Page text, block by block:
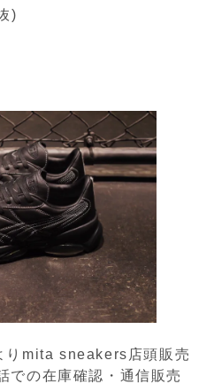
)
りmita sneakers店頭販売
での在庫確認・通信販売